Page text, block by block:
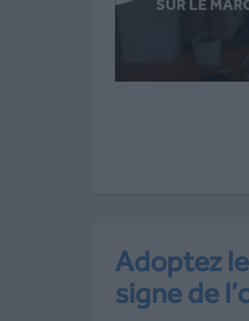
Adoptez
signe de